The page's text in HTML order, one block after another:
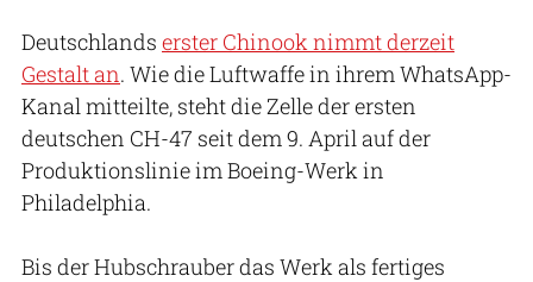
Deutschlands erster Chinook nimmt derzeit
Gestalt an. Wie die Luftwaffe in ihrem WhatsApp-
Kanal mitteilte, steht die Zelle der ersten
deutschen CH-47 seit dem 9. April auf der
Produktionslinie im Boeing-Werk in
Philadelphia.
Bis der Hubschrauber das Werk als fertiges